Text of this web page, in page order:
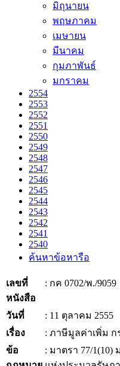
มิถุนายน
พฤษภาคม
เมษายน
มีนาคม
กุมภาพันธ์
มกราคม
2554
2553
2552
2551
2550
2549
2548
2547
2546
2545
2544
2543
2542
2541
2540
ค้นหาข้อหารือ
เลขที่
หนังสือ
: กค 0702/พ./9059
วันที่
: 11 ตุลาคม 2555
เรื่อง
: ภาษีมูลค่าเพิ่ม
ข้อ
: มาตรา 77/1(10)